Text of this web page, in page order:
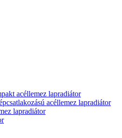
acéllemez lapradiátor
acéllemez lapradiátor
lapradiátor